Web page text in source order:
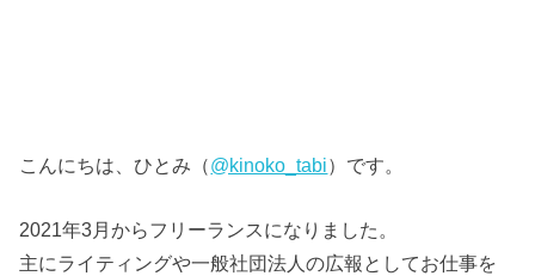
こんにちは、ひとみ（@kinoko_tabi）です。
2021年3月からフリーランスになりました。
主にライティングや一般社団法人の広報としてお仕事を